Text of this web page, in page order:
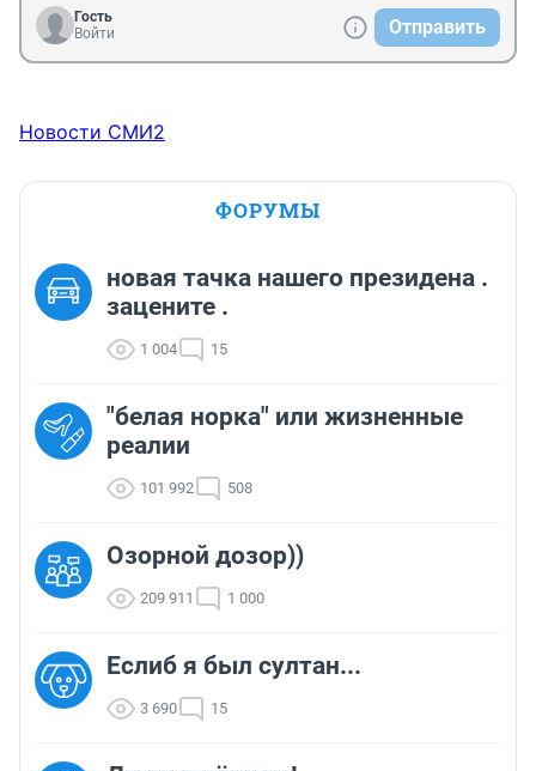
Гость
Войти
Отправить
Новости СМИ2
ФОРУМЫ
новая тачка нашего президена .
зацените .
1 004 15
"белая норка" или жизненные
реалии
101 992 508
Озорной дозор))
209 911 1 000
Еслиб я был султан...
3 690 15